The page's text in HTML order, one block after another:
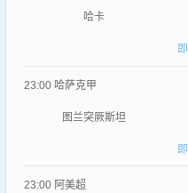
哈卡
23:00 哈萨克甲
图兰突厥斯坦
23:00 阿美超